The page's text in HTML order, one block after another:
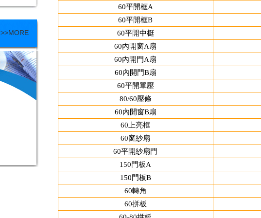
>>MORE
60平開框A
60平開框B
60平開中梃
60內開窗A扇
60內開門A扇
60內開門B扇
60平開單壓
80/60壓條
60內開窗B扇
60上亮框
60窗紗扇
60平開紗扇門
150門板A
150門板B
60轉角
60拼板